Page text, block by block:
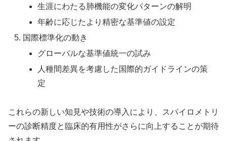
生涯にわたる肺機能の変化パターンの解明
年齢に応じたより精密な基準値の設定
国際標準化の動き
グローバルな基準値統一の試み
人種間差異を考慮した国際的ガイドラインの策
定
これらの新しい知見や技術の導入により、スパイロメトリ
ーの診断精度と臨床的有用性がさらに向上することが期待